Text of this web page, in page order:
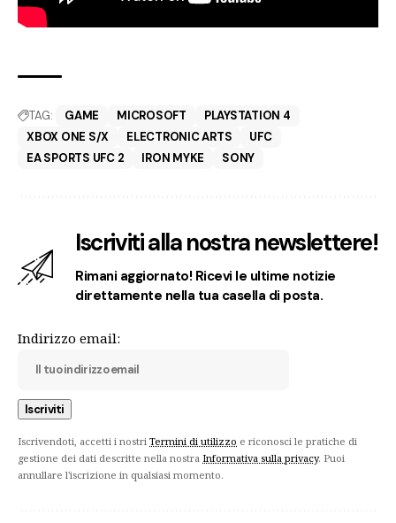
TAG: GAME MICROSOFT
PLAYSTATION 4
XBOX ONE S/X
ELECTRONIC ARTS
UFC
EA SPORTS UFC 2
IRON MYKE SONY
Iscriviti alla nostra newslettere!
Rimani aggiornato! Ricevi le ultime notizie
direttamente nella tua casella di posta.
Indirizzo email:
Iscrivendoti, accetti i nostri Termini di utilizzo e riconosci le pratiche di
gestione dei dati descritte nella nostra Informativa sulla privacy. Puoi
annullare l'iscrizione in qualsiasi momento.